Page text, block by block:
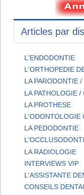
Articles par
L'ENDODONTIE
L'ORTHOPEDIE
LA PARODONTIE
LA PATHOLOGIE
LA PROTHESE
L'ODONTOLOGIE
LA PEDODONTIE
LA RADIOLOGIE
INTERVIEWS VIP
L'ASSISTANTE
CONSEILS